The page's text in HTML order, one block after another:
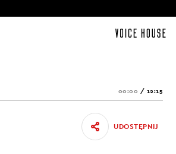
00:00 / 12:15
UDOSTĘPNIJ